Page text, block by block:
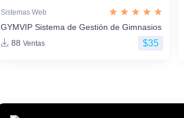
Sistemas Web
GYMVIP Sistema de Gestión de Gimnasios
88 Ventas $35